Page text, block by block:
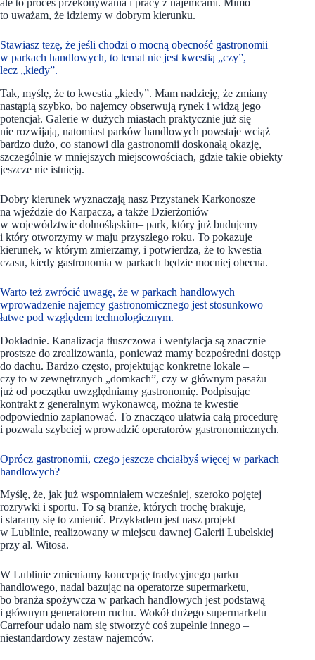
ale to proces przekonywania i pracy z najemcami. Mimo
to uważam, że idziemy w dobrym kierunku.
Stawiasz tezę, że jeśli chodzi o mocną obecność gastronomii
w parkach handlowych, to temat nie jest kwestią „czy”,
lecz „kiedy”.
Tak, myślę, że to kwestia „kiedy”. Mam nadzieję, że zmiany
nastąpią szybko, bo najemcy obserwują rynek i widzą jego
potencjał. Galerie w dużych miastach praktycznie już się
nie rozwijają, natomiast parków handlowych powstaje wciąż
bardzo dużo, co stanowi dla gastronomii doskonałą okazję,
szczególnie w mniejszych miejscowościach, gdzie takie obiekty
jeszcze nie istnieją.
Dobry kierunek wyznaczają nasz Przystanek Karkonosze
na wjeździe do Karpacza, a także Dzierżoniów
w województwie dolnośląskim– park, który już budujemy
i który otworzymy w maju przyszłego roku. To pokazuje
kierunek, w którym zmierzamy, i potwierdza, że to kwestia
czasu, kiedy gastronomia w parkach będzie mocniej obecna.
Warto też zwrócić uwagę, że w parkach handlowych
wprowadzenie najemcy gastronomicznego jest stosunkowo
łatwe pod względem technologicznym.
Dokładnie. Kanalizacja tłuszczowa i wentylacja są znacznie
prostsze do zrealizowania, ponieważ mamy bezpośredni dostęp
do dachu. Bardzo często, projektując konkretne lokale –
czy to w zewnętrznych „domkach”, czy w głównym pasażu –
już od początku uwzględniamy gastronomię. Podpisując
kontrakt z generalnym wykonawcą, można te kwestie
odpowiednio zaplanować. To znacząco ułatwia całą procedurę
i pozwala szybciej wprowadzić operatorów gastronomicznych.
Oprócz gastronomii, czego jeszcze chciałbyś więcej w parkach
handlowych?
Myślę, że, jak już wspomniałem wcześniej, szeroko pojętej
rozrywki i sportu. To są branże, których trochę brakuje,
i staramy się to zmienić. Przykładem jest nasz projekt
w Lublinie, realizowany w miejscu dawnej Galerii Lubelskiej
przy al. Witosa.
W Lublinie zmieniamy koncepcję tradycyjnego parku
handlowego, nadal bazując na operatorze supermarketu,
bo branża spożywcza w parkach handlowych jest podstawą
i głównym generatorem ruchu. Wokół dużego supermarketu
Carrefour udało nam się stworzyć coś zupełnie innego –
niestandardowy zestaw najemców.